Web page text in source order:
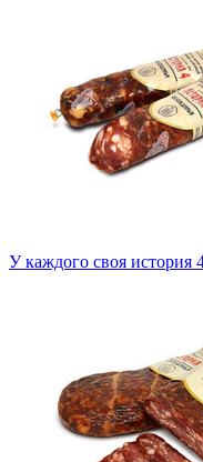
У каждого своя история